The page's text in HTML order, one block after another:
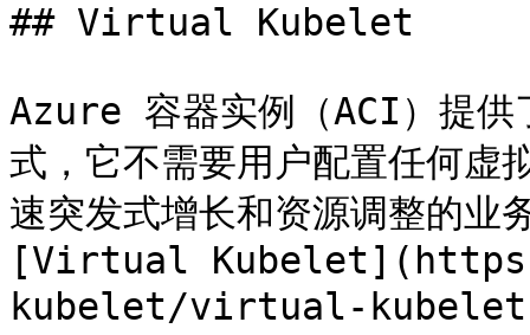
## Virtual Kubelet
Azure 容器实例（ACI）提
式，它不需要用户配置任何虚
速突发式增长和资源调整的业
[Virtual
kubelet/virtual-kubelet)